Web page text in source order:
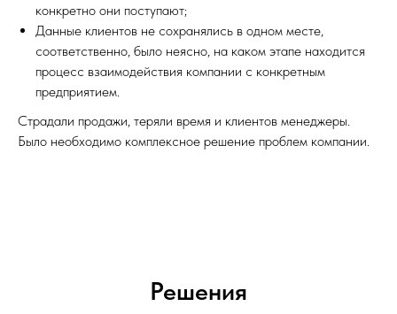
конкретно они поступают;
Данные клиентов не сохранялись в одном месте,
соответственно, было неясно, на каком этапе находится
процесс взаимодействия компании с конкретным
предприятием.
Страдали продажи, теряли время и клиентов менеджеры.
Было необходимо комплексное решение проблем компании.
Решения